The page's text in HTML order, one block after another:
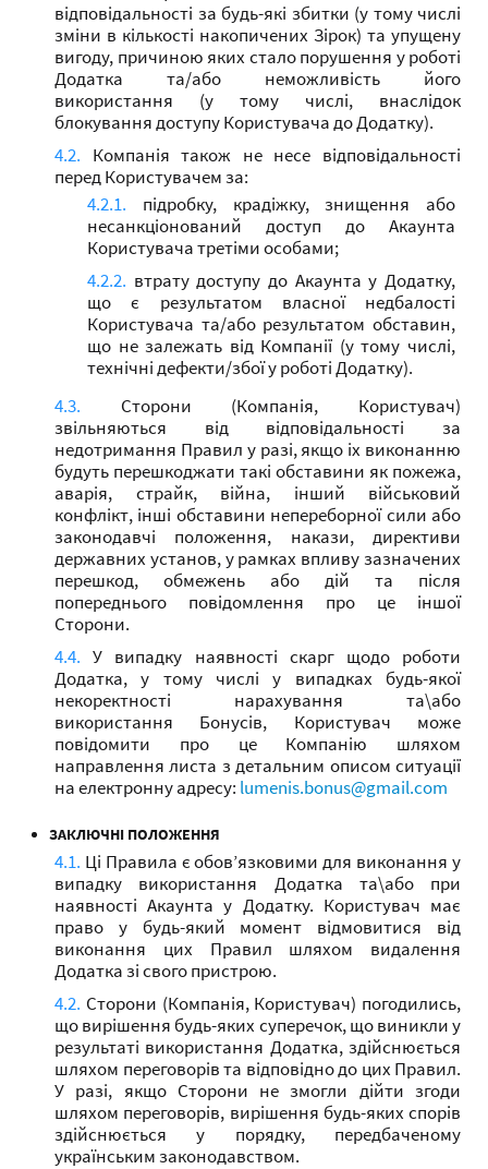
відповідальності за будь-які збитки (у тому числі
зміни в кількості накопичених Зірок) та упущену
вигоду, причиною яких стало порушення у роботі
Додатка та/або неможливість його
використання (у тому числі, внаслідок
блокування доступу Користувача до Додатку).
Компанія також не несе відповідальності
перед Користувачем за:
підробку, крадіжку, знищення або
несанкціонований доступ до Акаунта
Користувача третіми особами;
втрату доступу до Акаунта у Додатку,
що є результатом власної недбалості
Користувача та/або результатом обставин,
що не залежать від Компанії (у тому числі,
технічні дефекти/збої у роботі Додатку).
Сторони (Компанія, Користувач)
звільняються від відповідальності за
недотримання Правил у разі, якщо іх виконанню
будуть перешкоджати такі обставини як пожежа,
аварія, страйк, війна, інший військовий
конфлікт, інші обставини непереборної сили або
законодавчі положення, накази, директиви
державних установ, у рамках впливу зазначених
перешкод, обмежень або дій та після
попереднього повідомлення про це іншої
Сторони.
У випадку наявності скарг щодо роботи
Додатка, у тому числі у випадках будь-якої
некоректності нарахування та\або
використання Бонусів, Користувач може
повідомити про це Компанію шляхом
направлення листа з детальним описом ситуації
на електронну адресу: lumenis.bonus@gmail.com
ЗАКЛЮЧНІ ПОЛОЖЕННЯ
Ці Правила є обов’язковими для виконання у
випадку використання Додатка та\або при
наявності Акаунта у Додатку. Користувач має
право у будь-який момент відмовитися від
виконання цих Правил шляхом видалення
Додатка зі свого пристрою.
Сторони (Компанія, Користувач) погодились,
що вирішення будь-яких суперечок, що виникли у
результаті використання Додатка, здійснюється
шляхом переговорів та відповідно до цих Правил.
У разі, якщо Сторони не змогли дійти згоди
шляхом переговорів, вирішення будь-яких спорів
здійснюється у порядку, передбаченому
українським законодавством.